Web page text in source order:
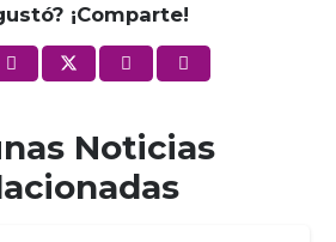
¡Comparte!
Noticias